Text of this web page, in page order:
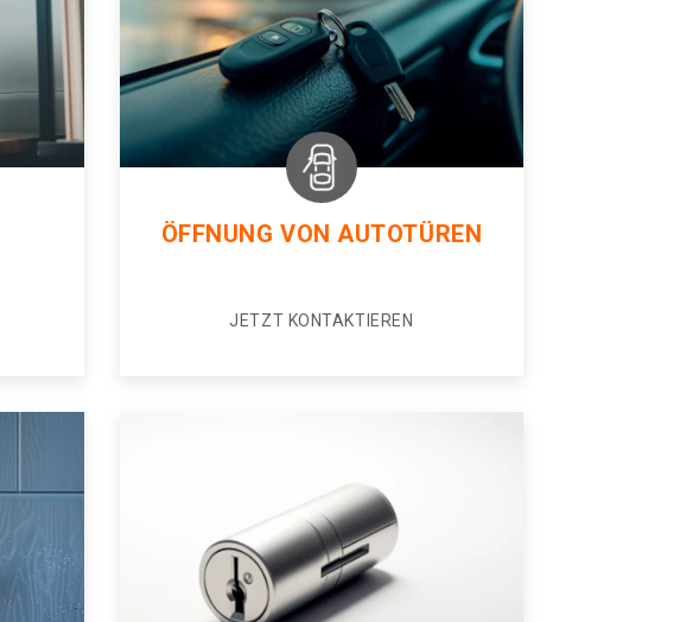
ÖFFNUNG VON AUTOTÜREN
JETZT KONTAKTIEREN